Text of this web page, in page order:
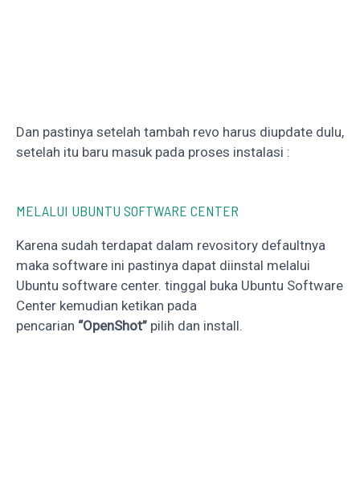
Dan pastinya setelah tambah revo harus diupdate dulu,
setelah itu baru masuk pada proses instalasi :
MELALUI UBUNTU SOFTWARE CENTER
Karena sudah terdapat dalam revository defaultnya
maka software ini pastinya dapat diinstal melalui
Ubuntu software center. tinggal buka Ubuntu Software
Center kemudian ketikan pada
pencarian “OpenShot” pilih dan install.